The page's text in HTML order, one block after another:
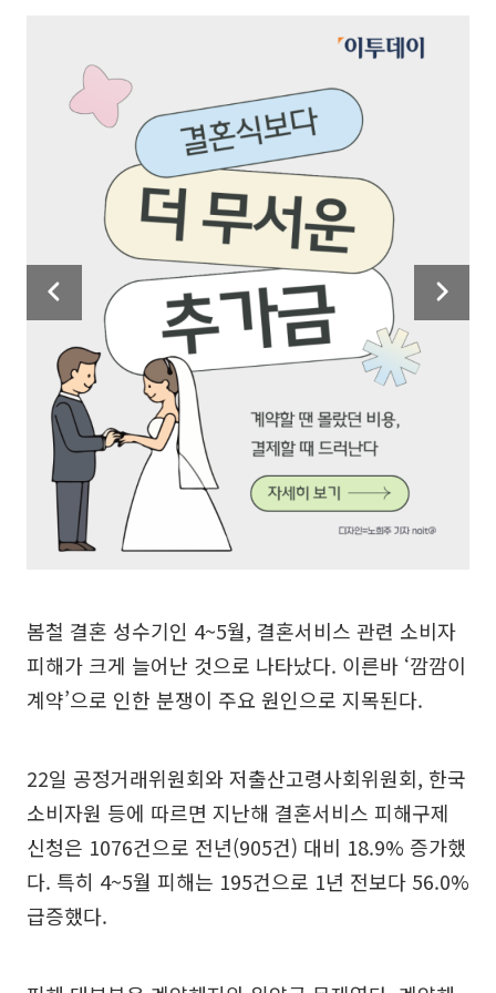
봄철 결혼 성수기인 4~5월, 결혼서비스 관련 소비자
피해가 크게 늘어난 것으로 나타났다. 이른바 ‘깜깜이
계약’으로 인한 분쟁이 주요 원인으로 지목된다.
22일 공정거래위원회와 저출산고령사회위원회, 한국
소비자원 등에 따르면 지난해 결혼서비스 피해구제
신청은 1076건으로 전년(905건) 대비 18.9% 증가했
다. 특히 4~5월 피해는 195건으로 1년 전보다 56.0%
급증했다.